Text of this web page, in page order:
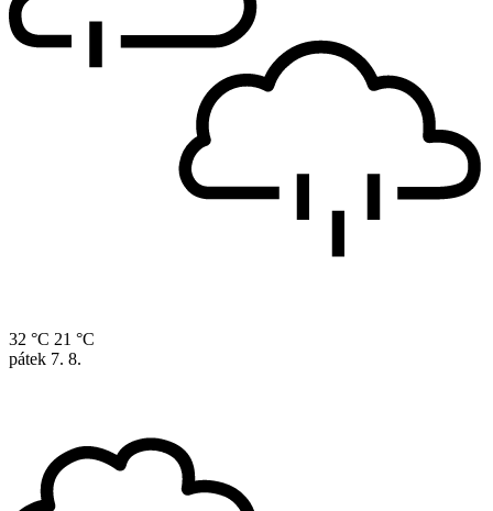
32 °C 21 °C
pátek 7. 8.